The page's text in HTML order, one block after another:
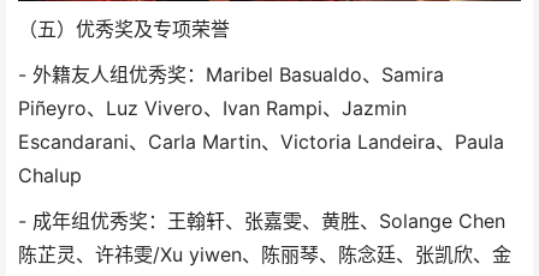
（五）优秀奖及专项荣誉
- 外籍友人组优秀奖：Maribel Basualdo、Samira
Piñeyro、Luz Vivero、Ivan Rampi、Jazmin
Escandarani、Carla Martin、Victoria Landeira、Paula
Chalup
- 成年组优秀奖：王翰轩、张嘉雯、黄胜、Solange Chen
陈芷灵、许祎雯/Xu yiwen、陈丽琴、陈念廷、张凯欣、金